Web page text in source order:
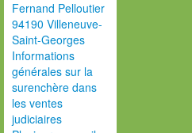
Fernand Pelloutier
94190 Villeneuve-
Saint-Georges
Informations
générales sur la
surenchère dans
les ventes
judiciaires